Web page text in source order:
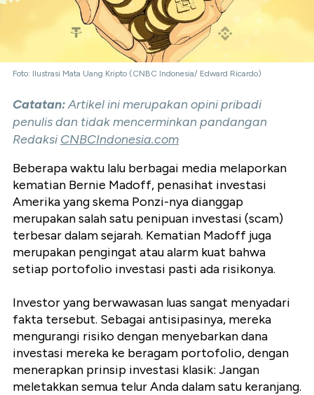
Foto: Ilustrasi Mata Uang Kripto (CNBC Indonesia/ Edward Ricardo)
Catatan:Artikel ini merupakan opini pribadi
penulis dan tidak mencerminkan pandangan
Redaksi CNBCIndonesia.com
Beberapa waktu lalu berbagai media melaporkan
kematian Bernie Madoff, penasihat investasi
Amerika yang skema Ponzi-nya dianggap
merupakan salah satu penipuan investasi (scam)
terbesar dalam sejarah. Kematian Madoff juga
merupakan pengingat atau alarm kuat bahwa
setiap portofolio investasi pasti ada risikonya.
Investor yang berwawasan luas sangat menyadari
fakta tersebut. Sebagai antisipasinya, mereka
mengurangi risiko dengan menyebarkan dana
investasi mereka ke beragam portofolio, dengan
menerapkan prinsip investasi klasik: Jangan
meletakkan semua telur Anda dalam satu keranjang.